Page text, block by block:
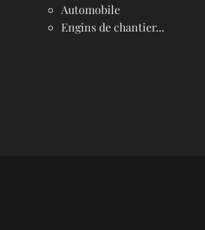
Automobile
Engins de chantier...